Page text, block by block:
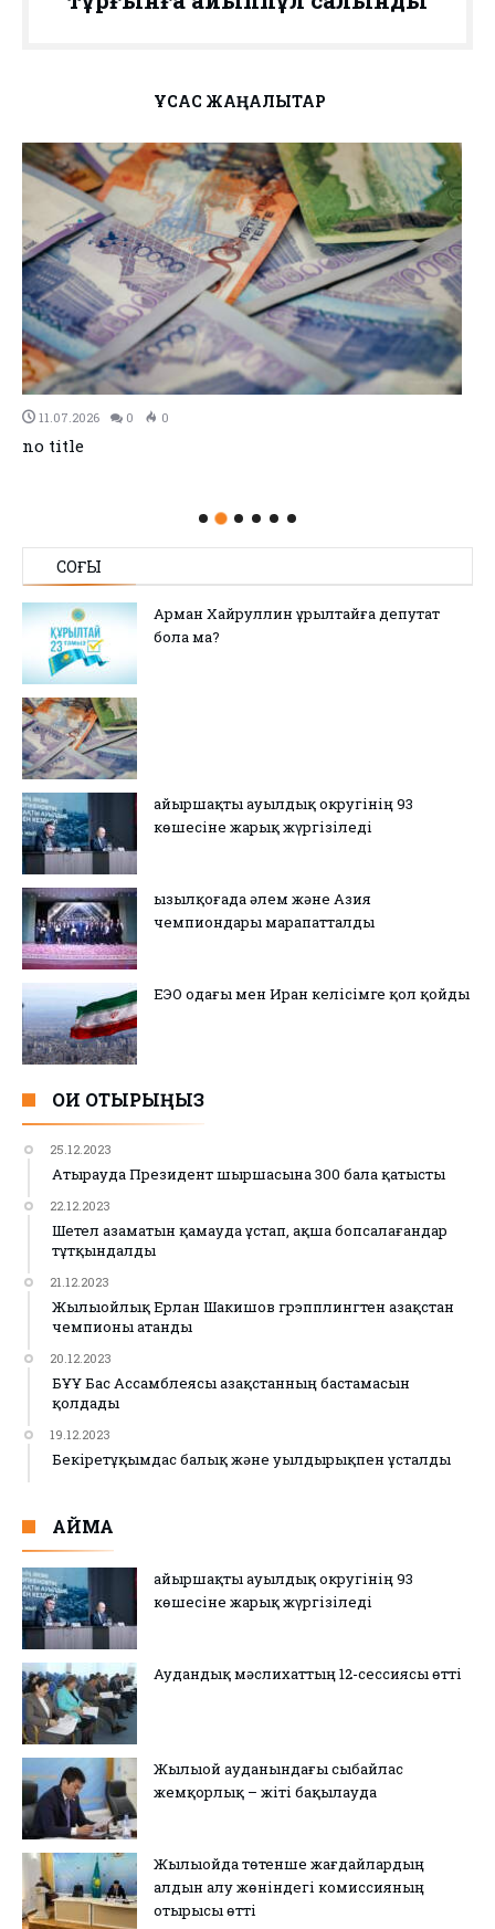
ҰҚСАС ЖАҢАЛЫҚТАР
11.07.2026 0 0
no title
СОҢҒЫ
Арман Хайруллин Құрылтайға депутат
бола ма?
Қайыршақты ауылдық округінің 93
көшесіне жарық жүргізіледі
Қызылқоғада әлем және Азия
чемпиондары марапатталды
ЕЭО одағы мен Иран келісімге қол қойды
ОҚИ ОТЫРЫҢЫЗ
25.12.2023
Атырауда Президент шыршасына 300 бала қатысты
22.12.2023
Шетел азаматын қамауда ұстап, ақша бопсалағандар
тұтқындалды
21.12.2023
Жылыойлық Ерлан Шакишов грэпплингтен Қазақстан
чемпионы атанды
20.12.2023
БҰҰ Бас Ассамблеясы Қазақстанның бастамасын
қолдады
19.12.2023
Бекіретұқымдас балық және уылдырықпен ұсталды
АЙМАҚ
Қайыршақты ауылдық округінің 93
көшесіне жарық жүргізіледі
Аудандық мәслихаттың 12-сессиясы өтті
Жылыой ауданындағы сыбайлас
жемқорлық – жіті бақылауда
Жылыойда төтенше жағдайлардың
алдын алу жөніндегі комиссияның
отырысы өтті